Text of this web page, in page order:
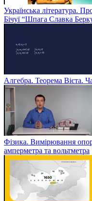
Українська література.
Бічуї “Шпага Славка
Алгебра. Теорема Вієта.
Фізика. Вимірювання
амперметра та вольтметра